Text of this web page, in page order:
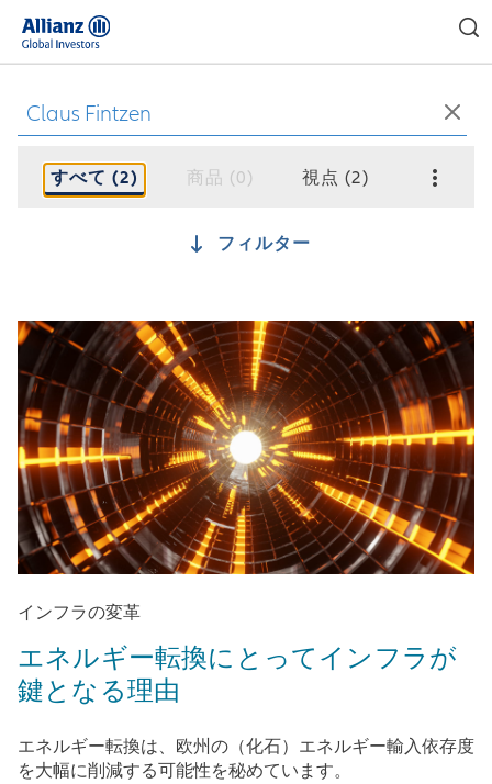
すべて (2) 商品 (0) 視点 (2) ドキュ
フィルター
インフラの変革
エネルギー転換にとってインフラが
鍵となる理由
エネルギー転換は、欧州の（化石）エネルギー輸入依存度
を大幅に削減する可能性を秘めています。